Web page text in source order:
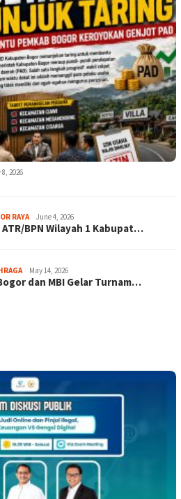
2026
RAYA June 4, 2026
BPN Wilayah 1 Kabupat…
May 14, 2026
dan MBI Gelar Turnam…